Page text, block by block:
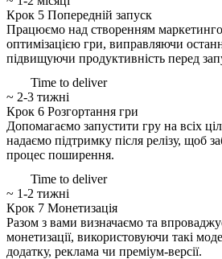
Крок 5 Попередній запуск
Працюємо над створенням
оптимізацією гри, виправляючи
підвищуючи продуктивність перед
Time to deliver
~ 2-3 тижні
Крок 6 Розгортання гри
Допомагаємо запустити гру на всіх
надаємо підтримку після релізу, щоб
процес поширення.
Time to deliver
~ 1-2 тижні
Крок 7 Монетизація
Разом з вами визначаємо та
монетизації, використовуючи такі
додатку, реклама чи преміум-версії.